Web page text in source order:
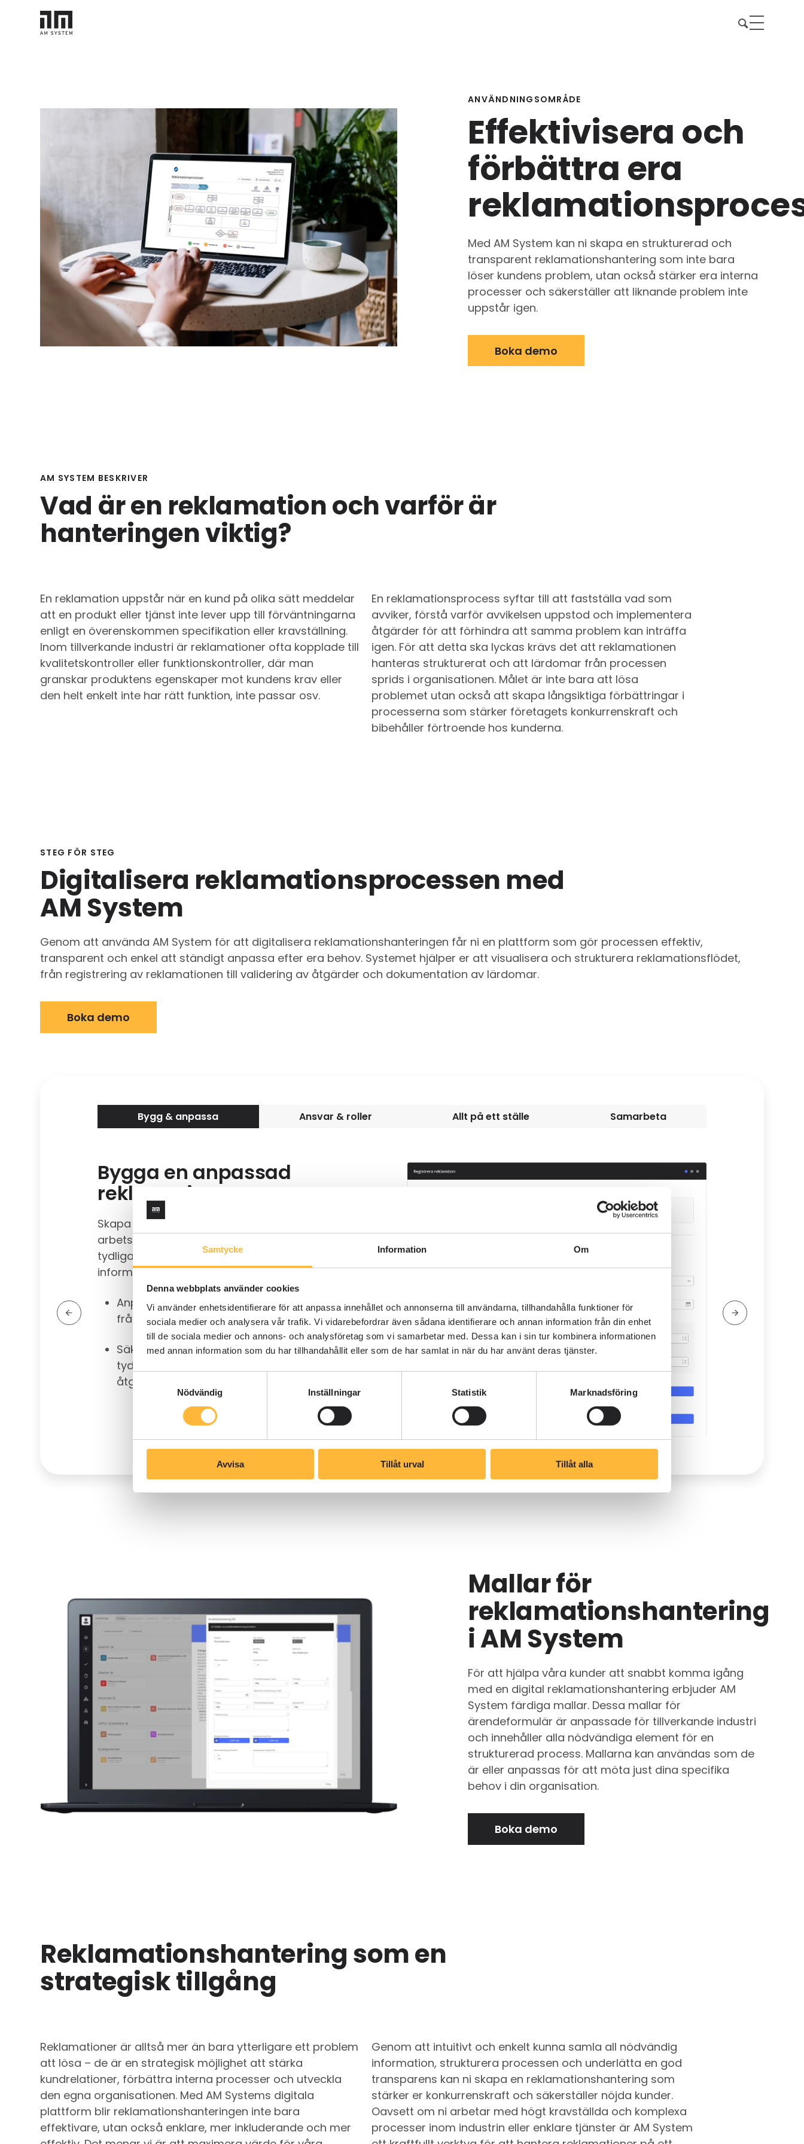
Samtycke Information Om
Denna webbplats använder cookies
Vi använder enhetsidentifierare för att anpassa innehållet och annonserna till användarna, tillhandahålla funktioner för
sociala medier och analysera vår trafik. Vi vidarebefordrar även sådana identifierare och annan information från din enhet
till de sociala medier och annons- och analysföretag som vi samarbetar med. Dessa kan i sin tur kombinera informationen
med annan information som du har tillhandahållit eller som de har samlat in när du har använt deras tjänster.
Samtyckesval
Nödvändig
Inställningar Statistik Marknadsföring
Avvisa Tillåt urval Tillåt alla
ANVÄNDNINGSOMRÅDE
Effektivisera och
förbättra era
Med AM System kan ni skapa en strukturerad och
transparent reklamationshantering som inte bara
löser kundens problem, utan också stärker era interna
processer och säkerställer att liknande problem inte
uppstår igen.
Boka demo
AM SYSTEM BESKRIVER
Vad är en reklamation och varför är
hanteringen viktig?
En reklamation uppstår när en kund på olika sätt meddelar
att en produkt eller tjänst inte lever upp till förväntningarna
enligt en överenskommen specifikation eller kravställning.
Inom tillverkande industri är reklamationer ofta kopplade till
kvalitetskontroller eller funktionskontroller, där man
granskar produktens egenskaper mot kundens krav eller
den helt enkelt inte har rätt funktion, inte passar osv.
En reklamationsprocess syftar till att fastställa vad som
avviker, förstå varför avvikelsen uppstod och implementera
åtgärder för att förhindra att samma problem kan inträffa
igen. För att detta ska lyckas krävs det att reklamationen
hanteras strukturerat och att lärdomar från processen
sprids i organisationen. Målet är inte bara att lösa
problemet utan också att skapa långsiktiga förbättringar i
processerna som stärker företagets konkurrenskraft och
bibehåller förtroende hos kunderna.
STEG FÖR STEG
Digitalisera reklamationsprocessen med
AM System
Genom att använda AM System för att digitalisera reklamationshanteringen får ni en plattform som gör processen effektiv,
transparent och enkel att ständigt anpassa efter era behov. Systemet hjälper er att visualisera och strukturera reklamationsflödet,
från registrering av reklamationen till validering av åtgärder och dokumentation av lärdomar.
Boka demo
Bygg & anpassa Ansvar & roller Allt på ett ställe Samarbeta
Bygga en anpassad
reklamationsprocess
Skapa ett flöde som speglar er interna
arbetsgång och de krav ni vill ha på den, med
tydliga sektioner och fält för data och
information.
Anpassa flödet för att inkludera unika krav
från kunder eller specifika produkter.
Säkerställ att varje steg i processen är
tydligt definierat för enkel uppföljning och
åtgärd.
Mallar för
reklamationshantering
i AM System
För att hjälpa våra kunder att snabbt komma igång
med en digital reklamationshantering erbjuder AM
System färdiga mallar. Dessa mallar för
ärendeformulär är anpassade för tillverkande industri
och innehåller alla nödvändiga element för en
strukturerad process. Mallarna kan användas som de
är eller anpassas för att möta just dina specifika
behov i din organisation.
Boka demo
Reklamationshantering som en
strategisk tillgång
Reklamationer är alltså mer än bara ytterligare ett problem
att lösa – de är en strategisk möjlighet att stärka
kundrelationer, förbättra interna processer och utveckla
den egna organisationen. Med AM Systems digitala
plattform blir reklamationshanteringen inte bara
effektivare, utan också enklare, mer inkluderande och mer
Genom att intuitivt och enkelt kunna samla all nödvändig
information, strukturera processen och underlätta en god
transparens kan ni skapa en reklamationshantering som
stärker er konkurrenskraft och säkerställer nöjda kunder.
Oavsett om ni arbetar med högt kravställda och komplexa
processer inom industrin eller enklare tjänster är AM System